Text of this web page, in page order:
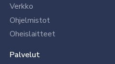
Verkko
Ohjelmistot
Oheislaitteet
Palvelut